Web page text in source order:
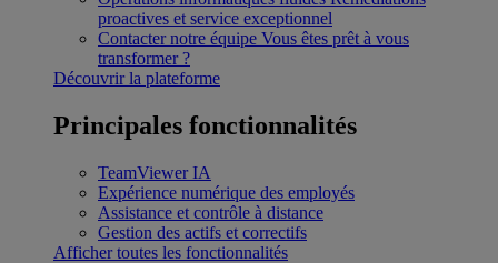
proactives et service exceptionnel
Contacter notre équipe Vous êtes prêt à vous
transformer ?
Découvrir la plateforme
Principales fonctionnalités
TeamViewer IA
Expérience numérique des employés
Assistance et contrôle à distance
Gestion des actifs et correctifs
Afficher toutes les fonctionnalités